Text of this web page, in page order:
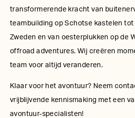
transformerende kracht van
teambuilding op Schotse kastelen
Zweden en van oesterplukken op de
offroad adventures. Wij creëren
team voor altijd veranderen.
Klaar voor het avontuur? Neem
vrijblijvende kennismaking met een
avontuur-specialisten!